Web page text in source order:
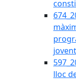
lloc